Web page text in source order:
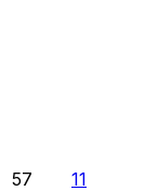
57 11